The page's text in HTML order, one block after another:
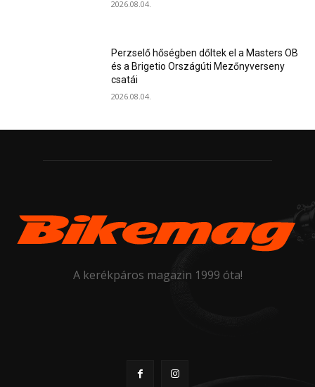
2026.08.04.
Perzselő hőségben dőltek el a Masters OB
és a Brigetio Országúti Mezőnyverseny
csatái
2026.08.04.
A kerékpáros magazin 1999 óta!